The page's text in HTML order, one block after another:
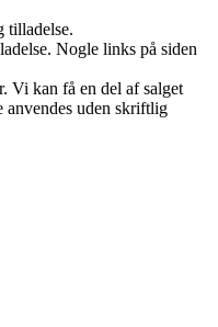
tilladelse.
Nogle links på siden
Vi kan få en del af salget
uden skriftlig